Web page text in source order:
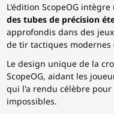
L'édition ScopeOG intègre
des tubes de précision
approfondis dans des
de tir tactiques modernes
Le design unique de la
ScopeOG, aidant les
qui l'a rendu célèbre
impossibles.